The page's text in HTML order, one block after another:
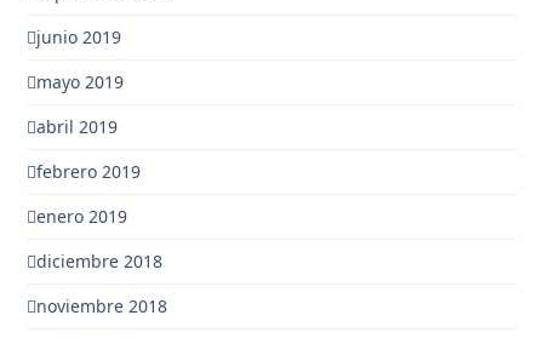
junio 2019
mayo 2019
abril 2019
febrero 2019
enero 2019
diciembre 2018
noviembre 2018